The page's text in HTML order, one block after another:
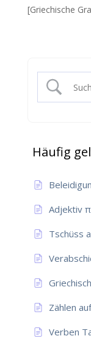
[Griechische
Häufig
Adjektiv
Tschüss
Zählen
Verben